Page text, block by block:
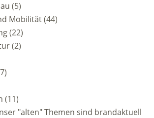
(5)
Mobilität(44)
(22)
(2)
(11)
"alten" Themen sind brandaktuell